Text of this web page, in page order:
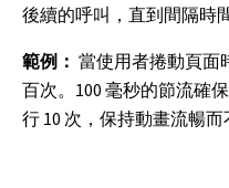
後續的呼叫，直到間隔時
範例： 當使用者捲動頁面
百次。100 毫秒的節流確
行 10 次，保持動畫流暢而